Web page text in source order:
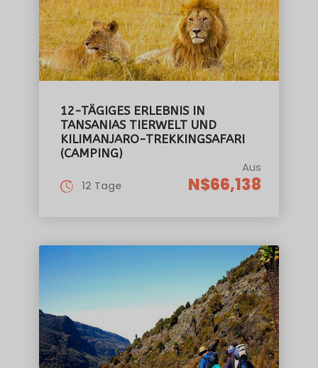
12-TÄGIGES ERLEBNIS IN
TANSANIAS TIERWELT UND
KILIMANJARO-TREKKINGSAFARI
(CAMPING)
Aus
N$66,138
12 Tage